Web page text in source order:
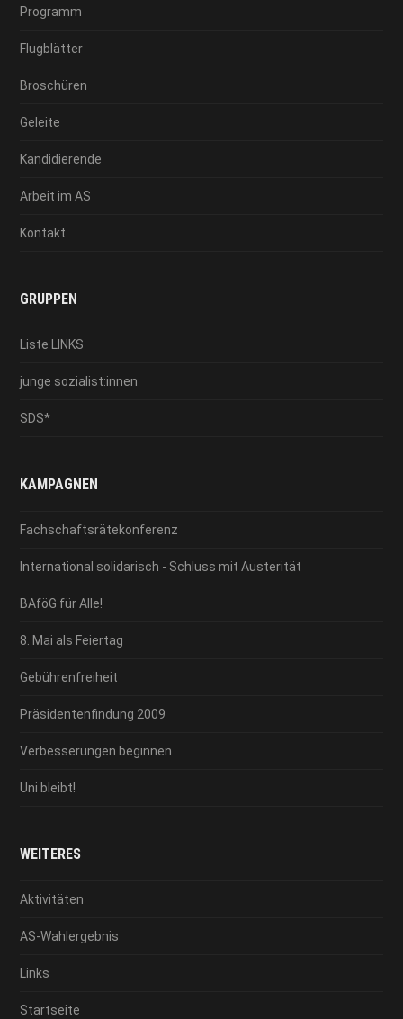
Programm
Flugblätter
Broschüren
Geleite
Kandidierende
Arbeit im AS
Kontakt
GRUPPEN
Liste LINKS
junge sozialist:innen
SDS*
KAMPAGNEN
Fachschaftsrätekonferenz
International solidarisch - Schluss mit Austerität
BAföG für Alle!
8. Mai als Feiertag
Gebührenfreiheit
Präsidentenfindung 2009
Verbesserungen beginnen
Uni bleibt!
WEITERES
Aktivitäten
AS-Wahlergebnis
Links
Startseite